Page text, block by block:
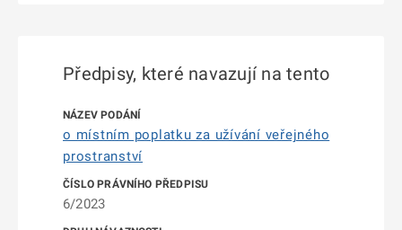
Předpisy, které navazují na tento
o místním poplatku za užívání veřejného
prostranství
6/2023